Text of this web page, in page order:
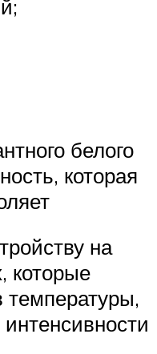
белого
которая
на
которые
температуры,